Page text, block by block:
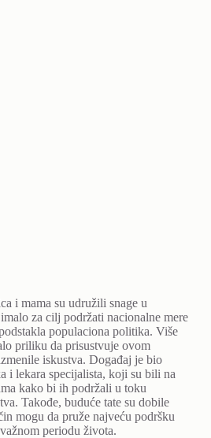
i mama su udružili snage u
za cilj podržati nacionalne mere
populaciona politika. Više
priliku da prisustvuje ovom
iskustva. Događaj je bio
i lekara specijalista, koji su bili na
kako bi ih podržali u toku
Takođe, buduće tate su dobile
mogu da pruže najveću podršku
periodu života.